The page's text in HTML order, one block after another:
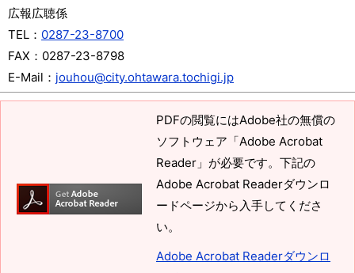
広報広聴係
TEL： 0287-23-8700
FAX： 0287-23-8798
E-Mail： jouhou@city.ohtawara.tochigi.jp
PDFの閲覧にはAdobe社の無償の
ソフトウェア「Adobe Acrobat
Reader」が必要です。下記の
Adobe Acrobat Readerダウンロ
ードページから入手してくださ
い。
Adobe Acrobat Readerダウンロ